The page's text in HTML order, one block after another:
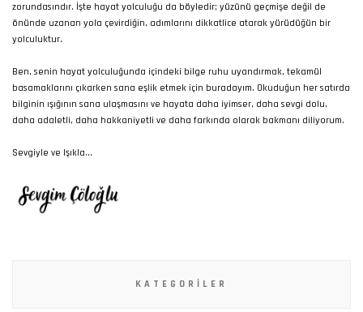
zorundasındır. İşte hayat yolculuğu da böyledir; yüzünü geçmişe değil de
önünde uzanan yola çevirdiğin, adımlarını dikkatlice atarak yürüdüğün bir
yolculuktur.
Ben, senin hayat yolculuğunda içindeki bilge ruhu uyandırmak, tekamül
basamaklarını çıkarken sana eşlik etmek için buradayım. Okuduğun her satırda
bilginin ışığının sana ulaşmasını ve hayata daha iyimser, daha sevgi dolu,
daha adaletli, daha hakkaniyetli ve daha farkında olarak bakmanı diliyorum.
Sevgiyle ve Işıkla...
KATEGORILER